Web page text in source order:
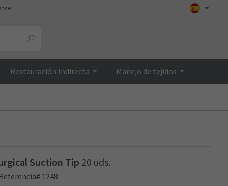
Restauración Indirecta Manejo de tejidos
Suction Tip 20 uds.
Referencia# 1248